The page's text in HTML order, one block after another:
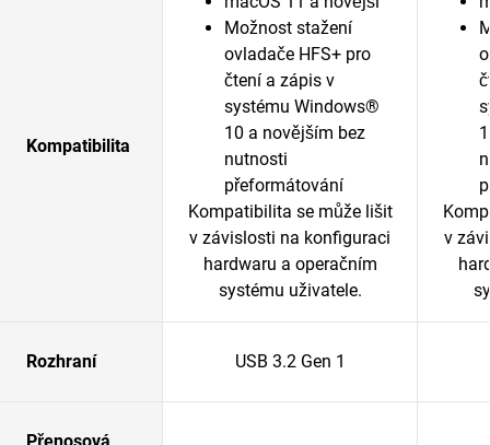
Kompatibilita
Možnost stažení
ovladače HFS+ pro
čtení a zápis v
systému Windows®
10 a novějším bez
nutnosti
přeformátování
Kompatibilita se může lišit
v závislosti na konfiguraci
hardwaru a operačním
systému uživatele.
v
Rozhraní USB 3.2 Gen 1